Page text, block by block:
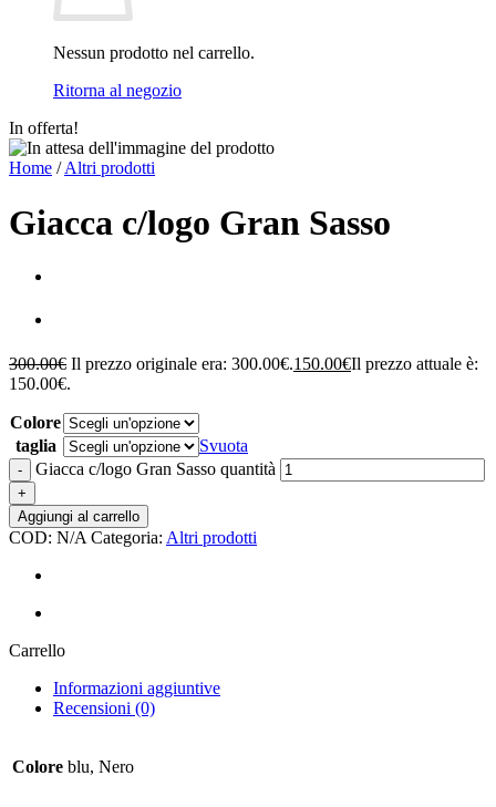
Nessun prodotto nel carrello.
Ritorna al negozio
In offerta!
Home / Altri prodotti
Giacca c/logo Gran Sasso
300.00€ Il prezzo originale era: 300.00€.150.00€Il prezzo attuale è:
150.00€.
Colore
taglia
Svuota
Giacca c/logo Gran Sasso quantità
Aggiungi al carrello
COD: N/A Categoria: Altri prodotti
Carrello
Informazioni aggiuntive
Recensioni (0)
Colore blu, Nero